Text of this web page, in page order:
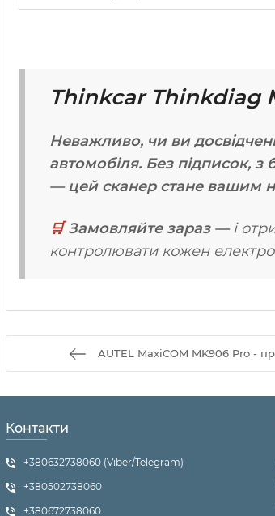
Thinkcar Thinkdiag
Неважливо, чи ви
автомобіля. Без підписок,
— цей сканер стане вашим
🛒Замовляйте зараз — і
контролювати кожен
AUTEL MaxiCOM MK906 Pro -
Контакти
+380632738060 (Viber/Telegram)
+380502738060
+380672738060